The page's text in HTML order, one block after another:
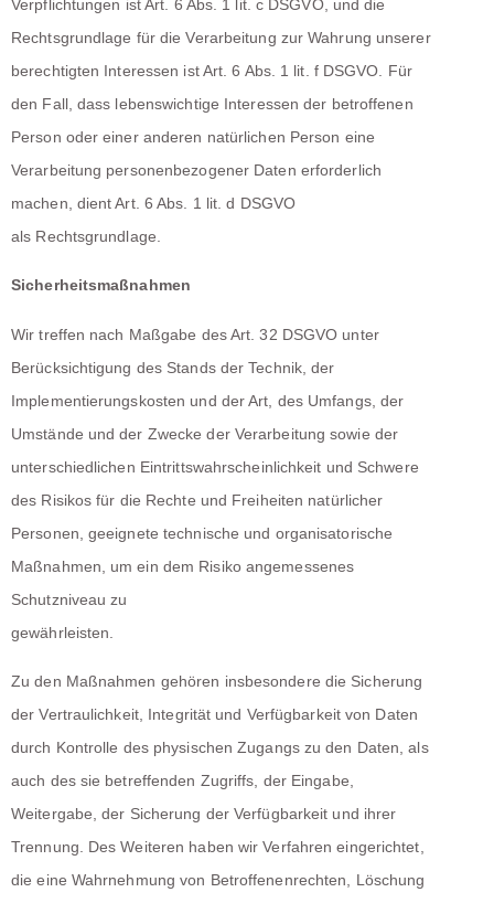
Verpflichtungen ist Art. 6 Abs. 1 lit. c DSGVO, und die
Rechtsgrundlage für die Verarbeitung zur Wahrung unserer
berechtigten Interessen ist Art. 6 Abs. 1 lit. f DSGVO. Für
den Fall, dass lebenswichtige Interessen der betroffenen
Person oder einer anderen natürlichen Person eine
Verarbeitung personenbezogener Daten erforderlich
machen, dient Art. 6 Abs. 1 lit. d DSGVO
als Rechtsgrundlage.
Sicherheitsmaßnahmen
Wir treffen nach Maßgabe des Art. 32 DSGVO unter
Berücksichtigung des Stands der Technik, der
Implementierungskosten und der Art, des Umfangs, der
Umstände und der Zwecke der Verarbeitung sowie der
unterschiedlichen Eintrittswahrscheinlichkeit und Schwere
des Risikos für die Rechte und Freiheiten natürlicher
Personen, geeignete technische und organisatorische
Maßnahmen, um ein dem Risiko angemessenes
Schutzniveau zu
gewährleisten.
Zu den Maßnahmen gehören insbesondere die Sicherung
der Vertraulichkeit, Integrität und Verfügbarkeit von Daten
durch Kontrolle des physischen Zugangs zu den Daten, als
auch des sie betreffenden Zugriffs, der Eingabe,
Weitergabe, der Sicherung der Verfügbarkeit und ihrer
Trennung. Des Weiteren haben wir Verfahren eingerichtet,
die eine Wahrnehmung von Betroffenenrechten, Löschung